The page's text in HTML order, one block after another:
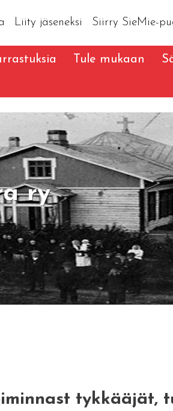
Liity jäseneksi Siirry SieMie-
Tule mukaan
ry
tykkääjät,